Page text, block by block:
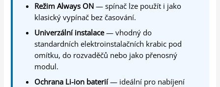
Režim Always ON — spínač lze použít i jako
klasický vypínač bez časování.
Univerzální instalace— vhodný do
standardních elektroinstalačních krabic pod
omítku, do rozvaděčů nebo jako přenosný
modul.
Ochrana Li-ion baterií— ideální pro nabíjení